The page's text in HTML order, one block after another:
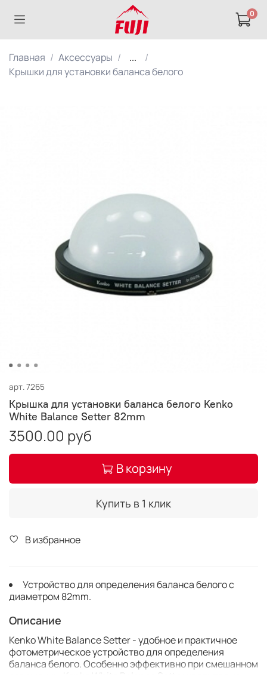
0
Главная Аксессуары
...
Крышки для установки баланса белого
арт.7265
Крышка для установки баланса белого Kenko
White Balance Setter 82mm
3500.00 руб
В корзину
Купить в 1 клик
В избранное
Устройство для определения баланса белого с
диаметром 82mm.
Описание
Kenko White Balance Setter - удобное и практичное
фотометрическое устройство для определения
баланса белого. Особенно эффективно при смешанном